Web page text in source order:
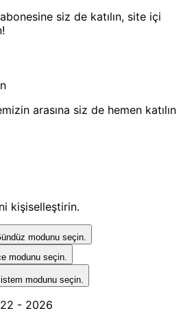
siz de katılın, site içi
arasına siz de hemen katılın
kişiselleştirin.
modunu seçin.
modunu seçin.
modunu seçin.
- 2026